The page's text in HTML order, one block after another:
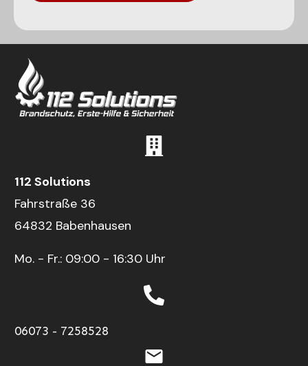
112 Solutions
Fahrstraße 36
64832 Babenhausen
Mo. - Fr.: 09:00 - 16:30 Uhr
06073 - 7258528